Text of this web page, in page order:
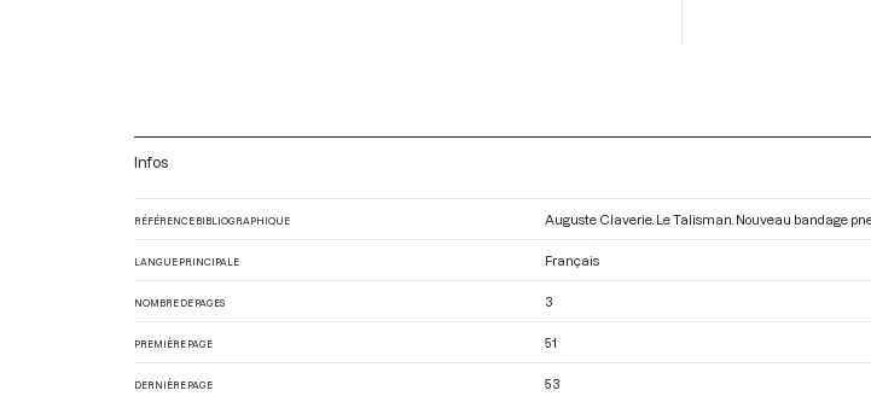
Infos
RÉFÉRENCE BIBLIOGRAPHIQUE Auguste Claverie. Le Talisman. Nouveau bandage
LANGUE PRINCIPALE Français
NOMBRE DE PAGES 3
PREMIÈRE PAGE 51
DERNIÈRE PAGE 53